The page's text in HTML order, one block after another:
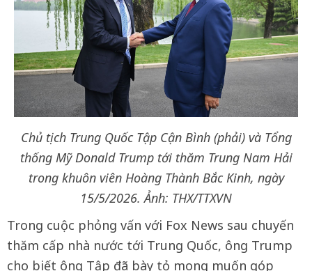
Chủ tịch Trung Quốc Tập Cận Bình (phải) và Tổng
thống Mỹ Donald Trump tới thăm Trung Nam Hải
trong khuôn viên Hoàng Thành Bắc Kinh, ngày
15/5/2026. Ảnh: THX/TTXVN
Trong cuộc phỏng vấn với Fox News sau chuyến
thăm cấp nhà nước tới Trung Quốc, ông Trump
cho biết ông Tập đã bày tỏ mong muốn góp